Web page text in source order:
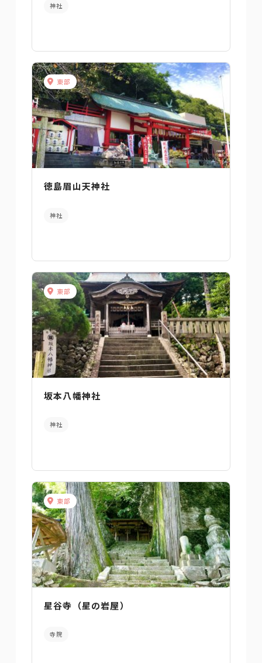
神社
東部
徳島眉山天神社
神社
東部
坂本八幡神社
神社
東部
星谷寺（星の岩屋）
寺院